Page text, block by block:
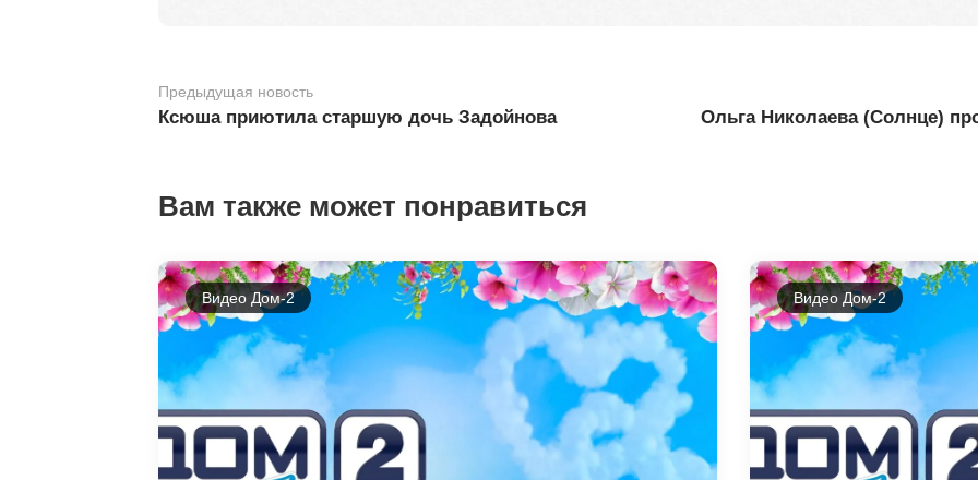
Предыдущая новость
Ксюша приютила старшую дочь Задойнова Ольга Николаева (Солнце)
Вам также может понравиться
Видео Дом-2 Видео Дом-2